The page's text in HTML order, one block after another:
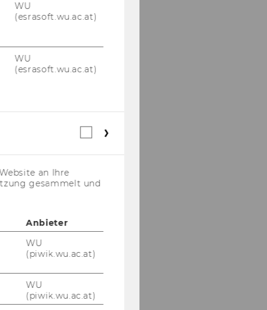
WU
(esrasoft.wu.ac.at)
WU
(esrasoft.wu.ac.at)
Webstatistik
an Ihre
gesammelt und
Anbieter
WU
(piwik.wu.ac.at)
WU
(piwik.wu.ac.at)